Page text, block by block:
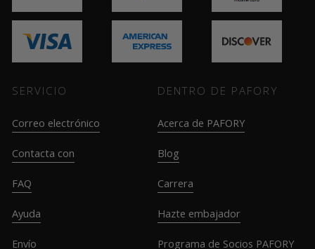
SERVICIO
Correo electrónico
Contacta con
FAQ
Ayuda
Envío
DENTRO DE PAFORY
Acerca de PAFORY
Blog
Carrera
Hazte embajador
Programa de Socios PAFORY